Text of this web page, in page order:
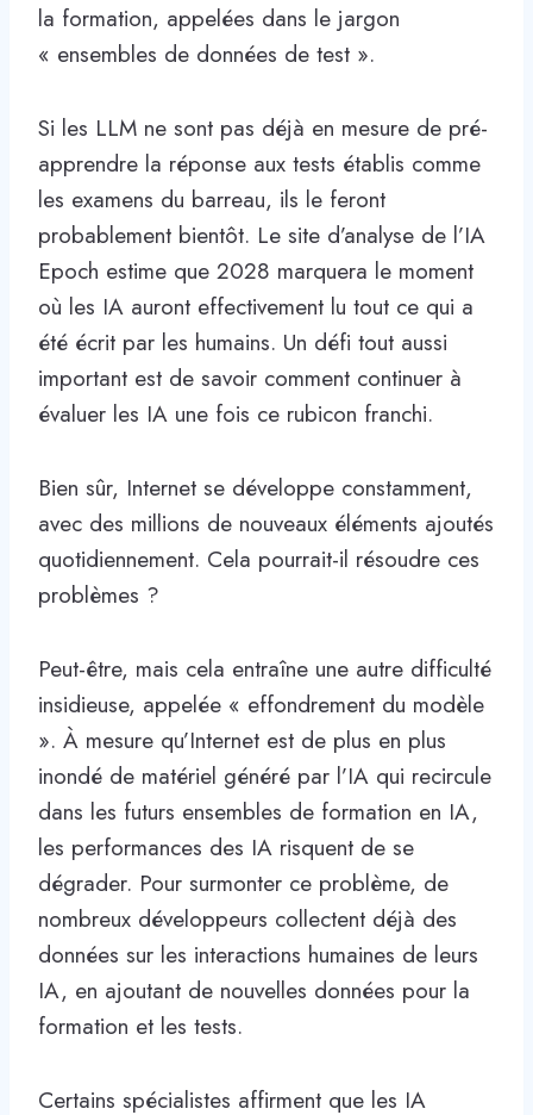
la formation, appelées dans le jargon
« ensembles de données de test ».
Si les LLM ne sont pas déjà en mesure de pré-
apprendre la réponse aux tests établis comme
les examens du barreau, ils le feront
probablement bientôt. Le site d’analyse de l’IA
Epoch estime que 2028 marquera le moment
où les IA auront effectivement lu tout ce qui a
été écrit par les humains. Un défi tout aussi
important est de savoir comment continuer à
évaluer les IA une fois ce rubicon franchi.
Bien sûr, Internet se développe constamment,
avec des millions de nouveaux éléments ajoutés
quotidiennement. Cela pourrait-il résoudre ces
problèmes ?
Peut-être, mais cela entraîne une autre difficulté
insidieuse, appelée « effondrement du modèle
». À mesure qu’Internet est de plus en plus
inondé de matériel généré par l’IA qui recircule
dans les futurs ensembles de formation en IA,
les performances des IA risquent de se
dégrader. Pour surmonter ce problème, de
nombreux développeurs collectent déjà des
données sur les interactions humaines de leurs
IA, en ajoutant de nouvelles données pour la
formation et les tests.
Certains spécialistes affirment que les IA